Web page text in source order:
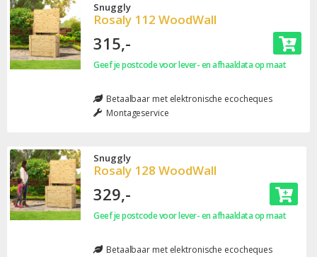
Snuggly
Rosaly 112 WoodWall
315,-
Geef je postcode voor lever- en afhaaldata op maat
Betaalbaar met elektronische ecocheques
Montageservice
Snuggly
Rosaly 128 WoodWall
329,-
Geef je postcode voor lever- en afhaaldata op maat
Betaalbaar met elektronische ecocheques